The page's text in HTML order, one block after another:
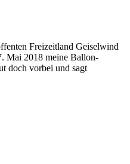
Freizeitland Geiselwind
Mai 2018 meine Ballon-
doch vorbei und sagt